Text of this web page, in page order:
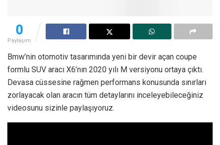
0
Paylaşım
Bmw’nin otomotiv tasarımında yeni bir devir açan coupe
formlu SUV aracı X6’nın 2020 yılı M versiyonu ortaya çıktı.
Devasa cüssesine rağmen performans konusunda sınırları
zorlayacak olan aracın tüm detaylarını inceleyebileceğiniz
videosunu sizinle paylaşıyoruz.